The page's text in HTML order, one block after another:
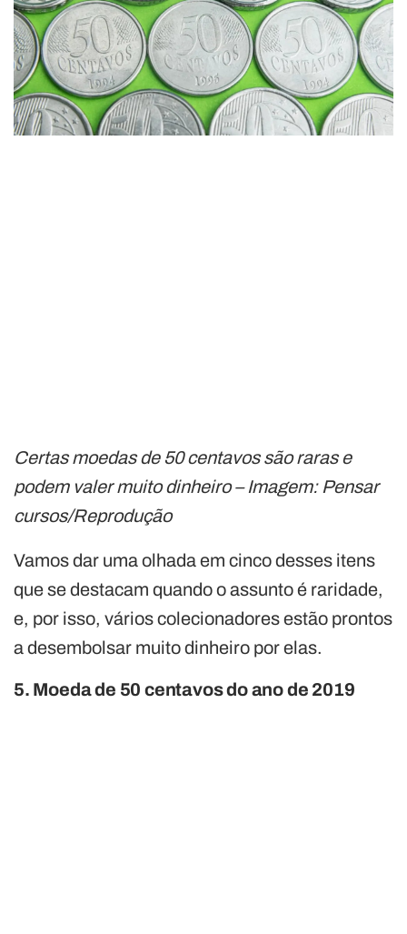
Certas moedas de 50 centavos são raras e
podem valer muito dinheiro – Imagem: Pensar
cursos/Reprodução
Vamos dar uma olhada em cinco desses itens
que se destacam quando o assunto é raridade,
e, por isso, vários colecionadores estão prontos
a desembolsar muito dinheiro por elas.
5. Moeda de 50 centavos do ano de 2019